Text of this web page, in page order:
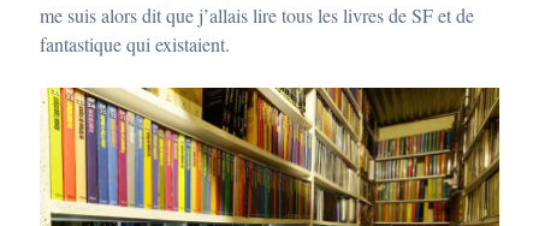
me suis alors dit que j’allais lire tous les livres de SF et de
fantastique qui existaient.